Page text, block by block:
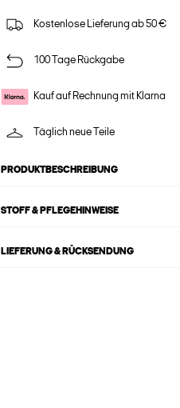
Kostenlose Lieferung ab 50 €
100 Tage Rückgabe
Kauf auf Rechnung mit Klarna
Täglich neue Teile
PRODUKTBESCHREIBUNG
STOFF & PFLEGEHINWEISE
LIEFERUNG & RÜCKSENDUNG